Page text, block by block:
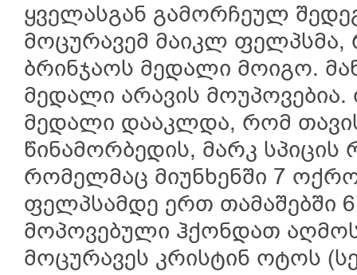
ყველასგან გამორჩეულ
მოცურავემ მაიკლ
ბრინჯაოს მედალი მოიგო.
მედალი არავის
მედალი დააკლდა, რომ
წინამორბედის, მარკ სპიცის
რომელმაც მიუნხენში 7
ფელპსამდე ერთ თამაშებში
მოპოვებული ჰქონდათ
მოცურავეს კრისტინ ოტოს